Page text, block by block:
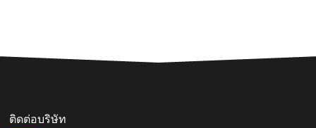
ติดต่อบริษัท